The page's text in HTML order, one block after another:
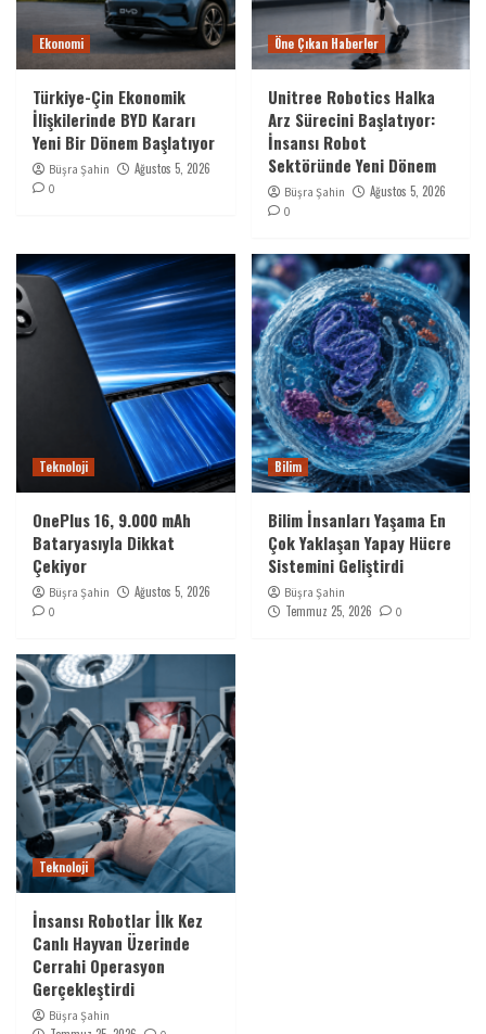
Ekonomi
Türkiye-Çin Ekonomik
İlişkilerinde BYD Kararı
Yeni Bir Dönem Başlatıyor
Büşra Şahin Ağustos 5, 2026
0
Öne Çıkan Haberler
Unitree Robotics Halka
Arz Sürecini Başlatıyor:
İnsansı Robot
Sektöründe Yeni Dönem
Büşra Şahin Ağustos 5, 2026
0
Teknoloji
OnePlus 16, 9.000 mAh
Bataryasıyla Dikkat
Çekiyor
Büşra Şahin Ağustos 5, 2026
0
Bilim
Bilim İnsanları Yaşama En
Çok Yaklaşan Yapay Hücre
Sistemini Geliştirdi
Büşra Şahin
Temmuz 25, 2026 0
Teknoloji
İnsansı Robotlar İlk Kez
Canlı Hayvan Üzerinde
Cerrahi Operasyon
Gerçekleştirdi
Büşra Şahin